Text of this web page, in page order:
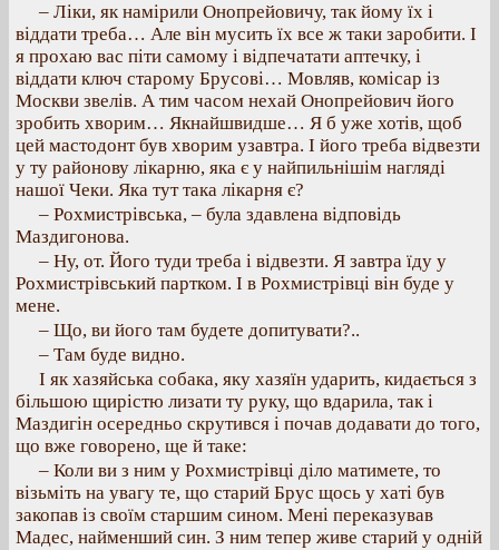
– Ліки, як намірили Онопрейовичу, так йому їх і
віддати треба… Але він мусить їх все ж таки заробити. І
я прохаю вас піти самому і відпечатати аптечку, і
віддати ключ старому Брусові… Мовляв, комісар із
Москви звелів. А тим часом нехай Онопрейович його
зробить хворим… Якнайшвидше… Я б уже хотів, щоб
цей мастодонт був хворим узавтра. І його треба відвезти
у ту районову лікарню, яка є у найпильнішім нагляді
нашої Чеки. Яка тут така лікарня є?
– Рохмистрівська, – була здавлена відповідь
Маздигонова.
– Ну, от. Його туди треба і відвезти. Я завтра їду у
Рохмистрівський партком. І в Рохмистрівці він буде у
мене.
– Що, ви його там будете допитувати?..
– Там буде видно.
І як хазяйська собака, яку хазяїн ударить, кидається з
більшою щирістю лизати ту руку, що вдарила, так і
Маздигін осередньо скрутився і почав додавати до того,
що вже говорено, ще й таке:
– Коли ви з ним у Рохмистрівці діло матимете, то
візьміть на увагу те, що старий Брус щось у хаті був
закопав із своїм старшим сином. Мені переказував
Мадес, найменший син. З ним тепер живе старий у одній